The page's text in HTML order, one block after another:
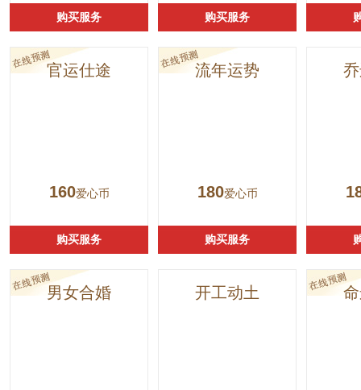
购买服务 购买服务
官运仕途
160爱心币
购买服务
流年运势
180爱心币
购买服务
男女合婚 开工动土